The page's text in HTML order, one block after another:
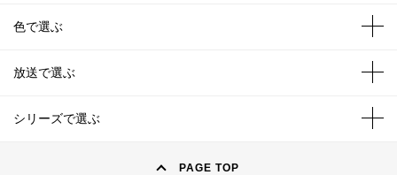
色で選ぶ
放送で選ぶ
シリーズで選ぶ
PAGE TOP